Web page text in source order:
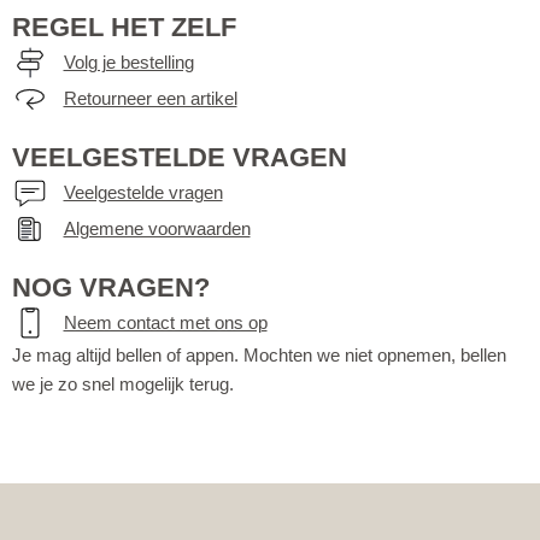
REGEL HET ZELF
Volg je bestelling
Retourneer een artikel
VEELGESTELDE VRAGEN
Veelgestelde vragen
Algemene voorwaarden
NOG VRAGEN?
Neem contact met ons op
Je mag altijd bellen of appen. Mochten we niet opnemen, bellen
we je zo snel mogelijk terug.